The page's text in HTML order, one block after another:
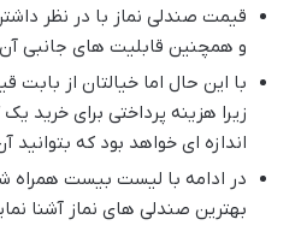
قیمت صندلی نماز با در نظر
و همچنین قابلیت های جانبی
با این حال اما خیالتان از بابت
زیرا هزینه پرداختی برای خرید
اندازه ای خواهد بود که بتوانید
در ادامه با لیست بیست همراه
بهترین صندلی های نماز آشنا